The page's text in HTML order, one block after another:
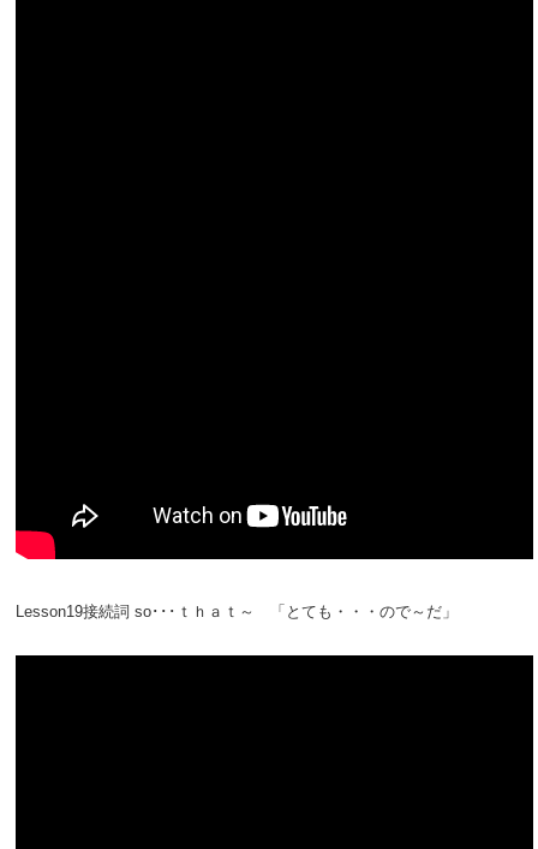
Lesson19接続詞 so･･･ｔｈａｔ～ 「とても・・・ので～だ」